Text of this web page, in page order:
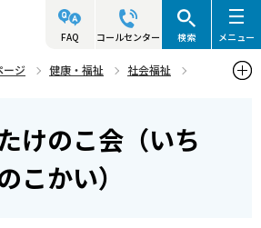
FAQ コールセンター 検索 メニュー
ージ 健康・福祉
社会福祉
にわたけのこかい）
けのこ会（いち
こかい）